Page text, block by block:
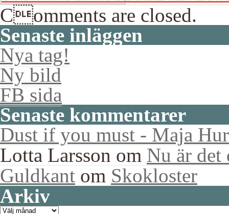
Comments are closed.
Senaste inläggen
Nya tag!
Ny bild
FB sida
Senaste kommentarer
Dust if you must - Maja
Lotta Larsson om Nu är det
Guldkant om Skokloster
Arkiv
Arkiv